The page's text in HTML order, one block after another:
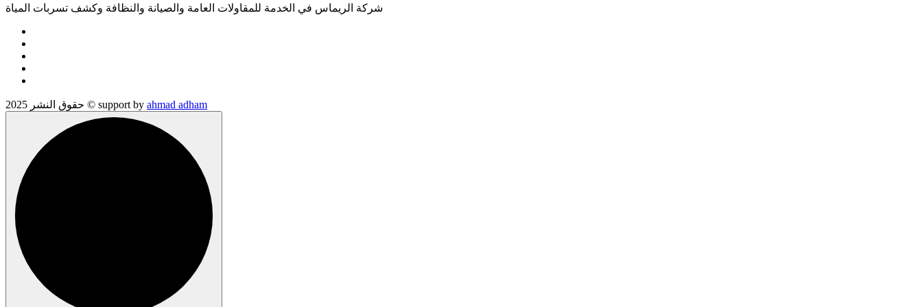
شركة الريماس في الخدمة للمقاولات العامة والصيانة والنظافة وكشف تسربات المياة
حقوق النشر 2025 © support by ahmad adham